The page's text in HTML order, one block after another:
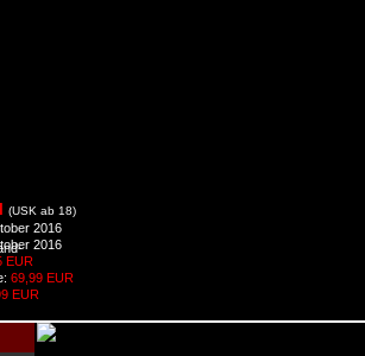
(USK ab 18)
2016
2016
EUR
69,99 EUR
EUR